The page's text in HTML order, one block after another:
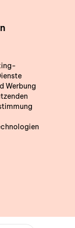
Werbung
beantworten wir
Ihres
können wir Sie
in Ihrer Nähe
162